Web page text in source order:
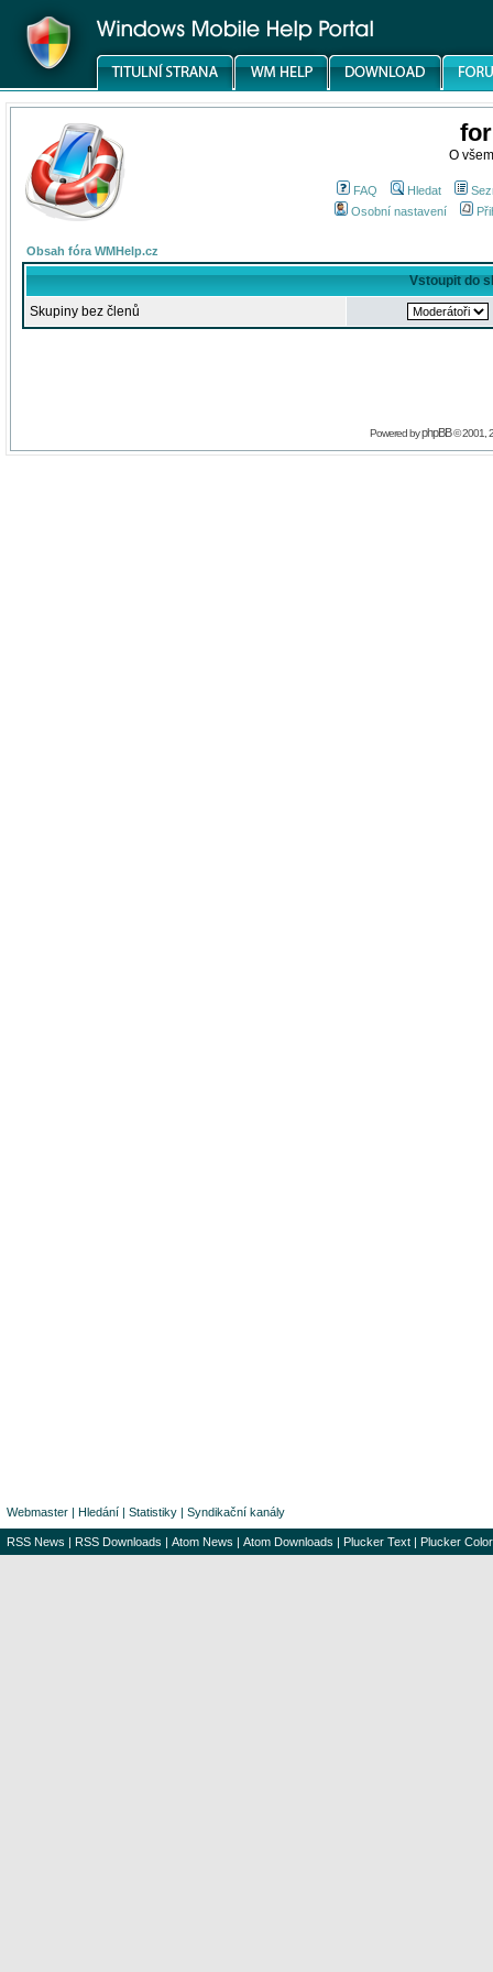
O
FAQ Hledat
Osobní nastavení
Obsah fóra WMHelp.cz
Vstoupit do
Skupiny bez členů
Powered byphpBB© 2001,
Webmaster | Hledání | Statistiky | Syndikační kanály
RSS News | RSS Downloads | Atom News | Atom Downloads | Plucker Text | Plucker Color